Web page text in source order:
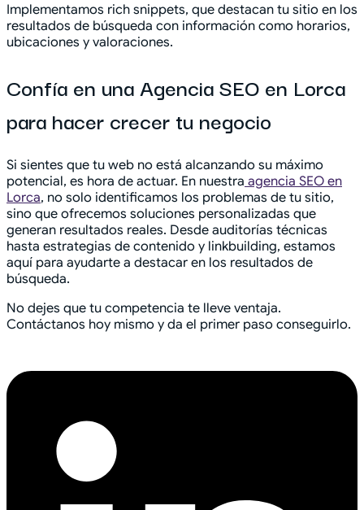
Implementamos rich snippets, que destacan tu sitio en los
resultados de búsqueda con información como horarios,
ubicaciones y valoraciones.
Confía en una Agencia SEO en Lorca
para hacer crecer tu negocio
Si sientes que tu web no está alcanzando su máximo
potencial, es hora de actuar. En nuestra agencia SEO en
Lorca, no solo identificamos los problemas de tu sitio,
sino que ofrecemos soluciones personalizadas que
generan resultados reales. Desde auditorías técnicas
hasta estrategias de contenido y linkbuilding, estamos
aquí para ayudarte a destacar en los resultados de
búsqueda.
No dejes que tu competencia te lleve ventaja.
Contáctanos hoy mismo y da el primer paso conseguirlo.